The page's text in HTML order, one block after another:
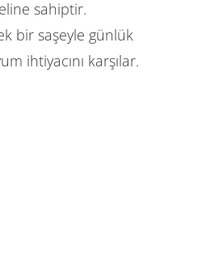
sahiptir.
bir saşeyle günlük
ihtiyacını karşılar.